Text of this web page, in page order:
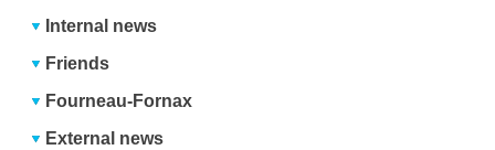
Internal news
Friends
Fourneau-Fornax
External news